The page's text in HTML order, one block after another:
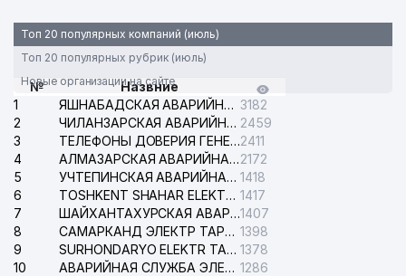
Топ 20 популярных компаний (июль)
Топ 20 популярных рубрик (июль)
Новые организации на сайте
№
Назвние
1
ЯШНАБАДСКАЯ АВАРИЙНАЯ СЛУЖБА ЭЛЕКТРОСЕТИ 3182
2
ЧИЛАНЗАРСКАЯ АВАРИЙНАЯ СЛУЖБА ЭЛЕКТРОСЕТИ 2459
3
ТЕЛЕФОНЫ ДОВЕРИЯ ГЕНЕРАЛЬНОЙ ПРОКУРАТУРЫ РЕСПУБЛИКИ УЗБЕКИСТАН2411
4
АЛМАЗАРСКАЯ АВАРИЙНАЯ СЛУЖБА ЭЛЕКТРОСЕТИ2172
5
УЧТЕПИНСКАЯ АВАРИЙНАЯ СЛУЖБА ЭЛЕКТРОСЕТИ 1418
6
TOSHKENT SHAHAR ELEKTR TARMOQLARI KORXONASI АО 1417
7
ШАЙХАНТАХУРСКАЯ АВАРИЙНАЯ СЛУЖБА ЭЛЕКТРОСЕТИ1407
8
САМАРКАНД ЭЛЕКТР ТАРМОКЛАРИ АО 1398
9
SURHONDARYO ELEKTR TARMOKLARI АО 1378
10
АВАРИЙНАЯ СЛУЖБА ЭЛЕКТРОСЕТИ ТАШКЕНТСКОГО РАЙОНА 1286